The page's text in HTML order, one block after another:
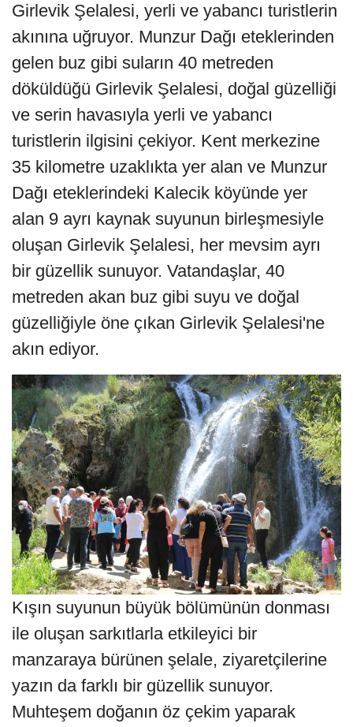
Girlevik Şelalesi, yerli ve yabancı turistlerin
akınına uğruyor. Munzur Dağı eteklerinden
gelen buz gibi suların 40 metreden
döküldüğü Girlevik Şelalesi, doğal güzelliği
ve serin havasıyla yerli ve yabancı
turistlerin ilgisini çekiyor. Kent merkezine
35 kilometre uzaklıkta yer alan ve Munzur
Dağı eteklerindeki Kalecik köyünde yer
alan 9 ayrı kaynak suyunun birleşmesiyle
oluşan Girlevik Şelalesi, her mevsim ayrı
bir güzellik sunuyor. Vatandaşlar, 40
metreden akan buz gibi suyu ve doğal
güzelliğiyle öne çıkan Girlevik Şelalesi'ne
akın ediyor.
Kışın suyunun büyük bölümünün donması
ile oluşan sarkıtlarla etkileyici bir
manzaraya bürünen şelale, ziyaretçilerine
yazın da farklı bir güzellik sunuyor.
Muhteşem doğanın öz çekim yaparak